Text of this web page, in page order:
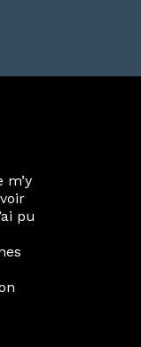
les